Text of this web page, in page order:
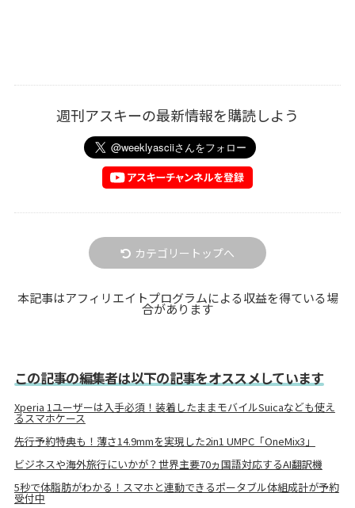
週刊アスキーの最新情報を購読しよう
カテゴリートップへ
本記事はアフィリエイトプログラムによる収益を得ている場
合があります
この記事の編集者は以下の記事をオススメしています
Xperia 1ユーザーは入手必須！装着したままモバイルSuicaなども使え
るスマホケース
先行予約特典も！薄さ14.9mmを実現した2in1 UMPC「OneMix3」
ビジネスや海外旅行にいかが？世界主要70ヵ国語対応するAI翻訳機
5秒で体脂肪がわかる！スマホと連動できるポータブル体組成計が予約
受付中